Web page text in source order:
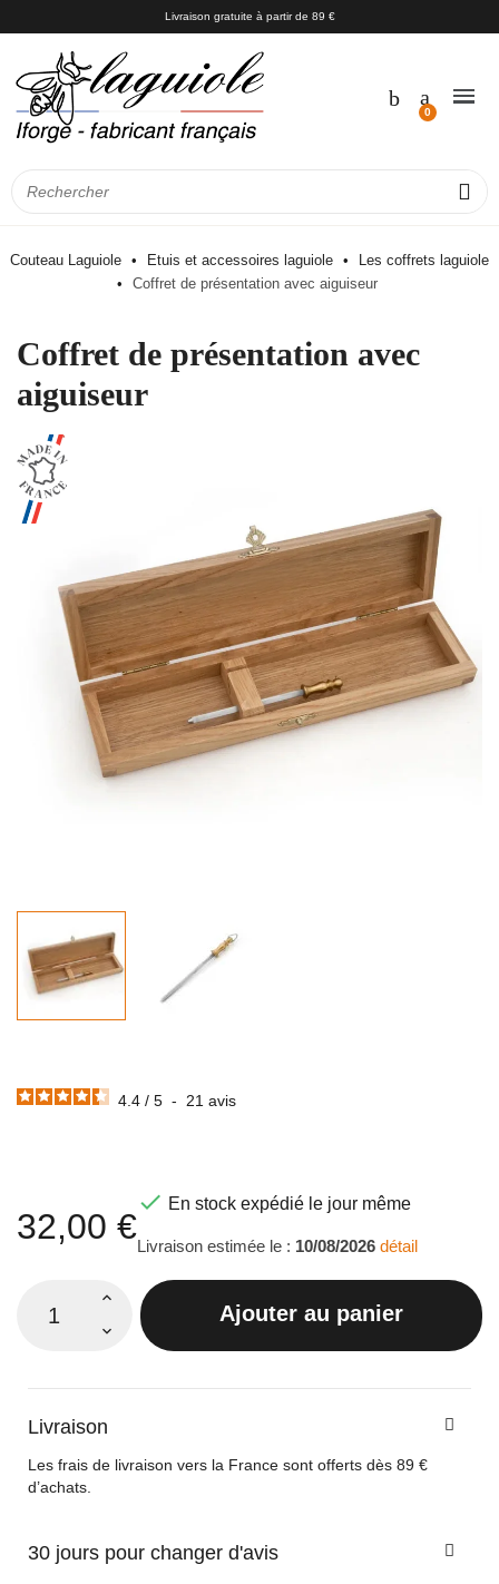
Livraison gratuite à partir de 89 €
Couteau Laguiole Etuis et accessoires laguiole
Les coffrets laguiole
Coffret de présentation avec aiguiseur
Coffret de présentation avec
aiguiseur
4.4 / 5 - 21 avis
32,00 €
 En stock expédié le jour même
Livraison estimée le : 10/08/2026 détail
Ajouter au panier
Livraison
Les frais de livraison vers la France sont offerts dès 89 €
d’achats.
30 jours pour changer d'avis